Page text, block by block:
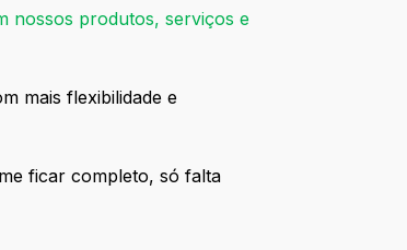
nossos produtos, serviços e
mais flexibilidade e
ficar completo, só falta